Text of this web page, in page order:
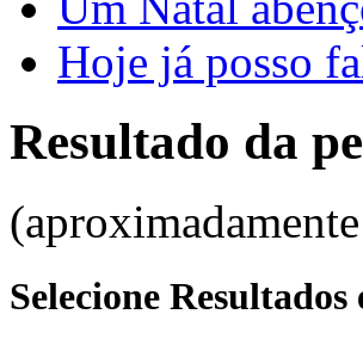
Hoje já posso
Resultado da
Selecione Resultados